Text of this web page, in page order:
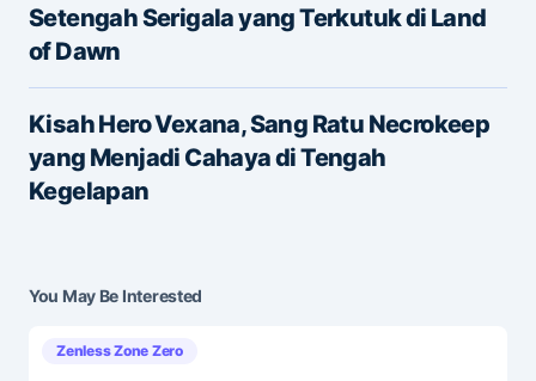
E-mail
Save my name and e-mail in this browser for the
next time I comment.
Setengah Serigala yang Terkutuk di Land
of Dawn
Kisah Hero Vexana, Sang Ratu Necrokeep
yang Menjadi Cahaya di Tengah
Kegelapan
You May Be Interested
Zenless Zone Zero